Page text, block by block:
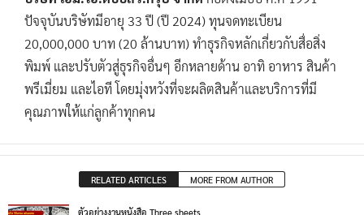
ปัจจุบันบริษัทมีอายุ 33 ปี (ปี 2024) ทุนจดทะเบียน
20,000,000 บาท (20 ล้านบาท) ทำธุรกิจหลักเกี่ยวกับสื่อสิ่ง
พิมพ์ และปรับตัวสู่ธุรกิจอื่นๆ อีกหลายด้าน อาทิ อาหาร สินค้า
พรีเมี่ยม และไอที โดยมุ่งหวังที่จะผลิตสินค้าและบริการที่มี
คุณภาพให้แก่ลูกค้าทุกคน
RELATED ARTICLES MORE FROM AUTHOR
ตัวอย่างงานหนังสือ Three sheets